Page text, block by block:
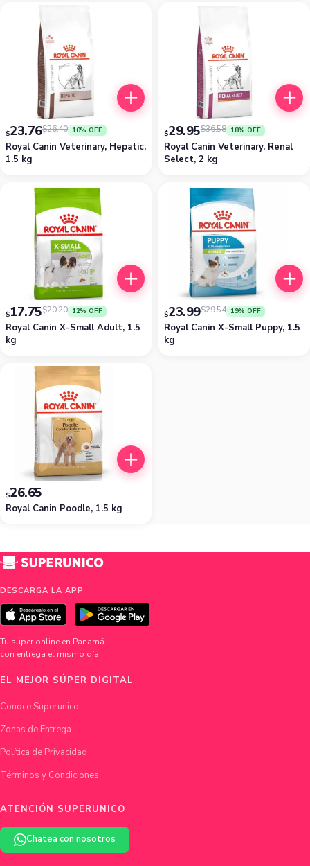
Royal Canin Veterinary, Hepatic,
1.5 kg
$26.40
$23.76 10% OFF
Royal Canin Veterinary, Renal
Select, 2 kg
$36.58
$29.95 18% OFF
Royal Canin X-Small Adult, 1.5
kg
$20.20
$17.75 12% OFF
Royal Canin X-Small Puppy, 1.5
kg
$29.54
$23.99 19% OFF
Royal Canin Poodle, 1.5 kg
$26.65
DESCARGA LA APP
Tu súper online en Panamá
con entrega el mismo día.
EL MEJOR SÚPER DIGITAL
Conoce Superunico
Zonas de Entrega
Política de Privacidad
Términos y Condiciones
ATENCIÓN SUPERUNICO
Chatea con nosotros